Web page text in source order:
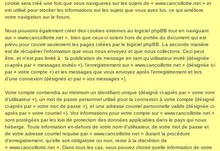
cookie sera créé une fois que vous naviguerez sur les sujets de « www.cancoillotte.net » et
est utilisé pour stocker les informations sur les sujets que vous avez lus, ce qui améliore
votre navigation sur le forum.
Nous pouvons également créer des cookies externes au logiciel phpBB tout en naviguant
sur « www.cancoillotte.net », bien que ceux-ci soient hors de portée du document qui est
prévu pour couvrir seulement les pages créées par le logiciel phpBB. La seconde manière
est de récupérer l’information que vous nous envoyez et que nous collectons. Ceci peut
être, et n’est pas limité à : la publication de message en tant qu’utilisateur invité (désignée
ci-après par « messages invités »), l’enregistrement sur « www.cancoillotte.net » (désignée ici
par « votre compte ») et les messages que vous envoyez après l’enregistrement et lors
d’une connexion (désignés ici par « vos messages »).
Votre compte contiendra au minimum un identifiant unique (désigné ci-après par « votre nom
d’utilisateur »), un mot de passe personnel utilisé pour la connexion à votre compte (désigné
ci-après par « votre mot de passe »), et une adresse courriel personnelle valide (désignée ci-
après par « votre courriel »). Vos informations pour votre compte sur « www.cancoillotte.net »
sont protégées par les lois de protection des données applicables dans le pays qui nous
héberge. Toute information en-dehors de votre nom d’utilisateur, de votre mot de passe et
de votre adresse courriel requise par « www.cancoillotte.net » durant la procédure
d’enregistrement, qu’elle soit obligatoire ou non, reste à la discrétion de
« www.cancoillotte.net ». Dans tous les cas, vous pouvez choisir quelle information de votre